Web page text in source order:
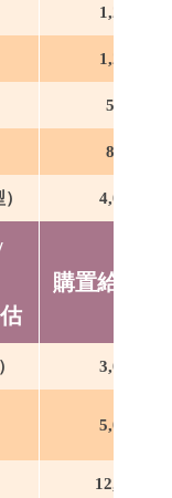
1,200
1,200
500
800
4,000
購置給付上
3,000
5,000
12,000